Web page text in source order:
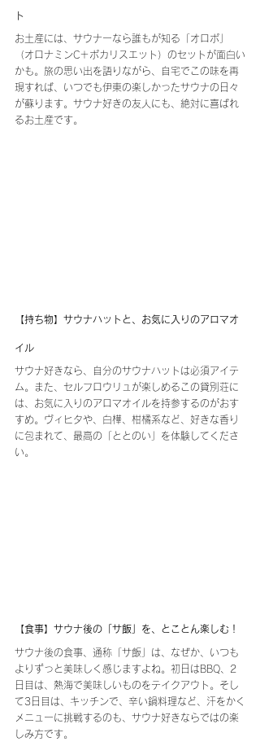
ト
お土産には、サウナーなら誰もが知る「オロポ」
（オロナミンC＋ポカリスエット）のセットが面白い
かも。旅の思い出を語りながら、自宅でこの味を再
現すれば、いつでも伊東の楽しかったサウナの日々
が蘇ります。サウナ好きの友人にも、絶対に喜ばれ
るお土産です。
【持ち物】サウナハットと、お気に入りのアロマオ
イル
サウナ好きなら、自分のサウナハットは必須アイテ
ム。また、セルフロウリュが楽しめるこの貸別荘に
は、お気に入りのアロマオイルを持参するのがおす
すめ。ヴィヒタや、白樺、柑橘系など、好きな香り
に包まれて、最高の「ととのい」を体験してくださ
い。
【食事】サウナ後の「サ飯」を、とことん楽しむ！
サウナ後の食事、通称「サ飯」は、なぜか、いつも
よりずっと美味しく感じますよね。初日はBBQ、2
日目は、熱海で美味しいものをテイクアウト。そし
て3日目は、キッチンで、辛い鍋料理など、汗をかく
メニューに挑戦するのも、サウナ好きならではの楽
しみ方です。